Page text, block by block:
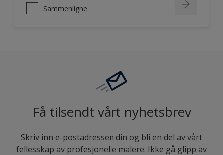
Sammenligne
Få tilsendt vårt nyhetsbrev
Skriv inn e-postadressen din og bli en del av vårt
fellesskap av profesjonelle malere. Ikke gå glipp av